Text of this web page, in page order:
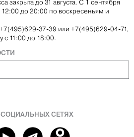
закрыта до 31 августа. С 1 сентября
12:00 до 20:00 по воскресеньям и
37-39 или +7(495)629-04-71,
с 11:00 до 18:00.
СОЦИАЛЬНЫХ СЕТЯХ